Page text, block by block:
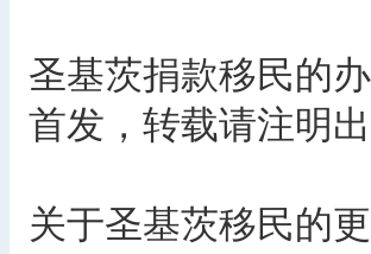
圣基茨捐款移民的
首发，转载请注明出
关于圣基茨移民的